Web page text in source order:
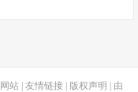
站 友情链接 版权声明
| 由